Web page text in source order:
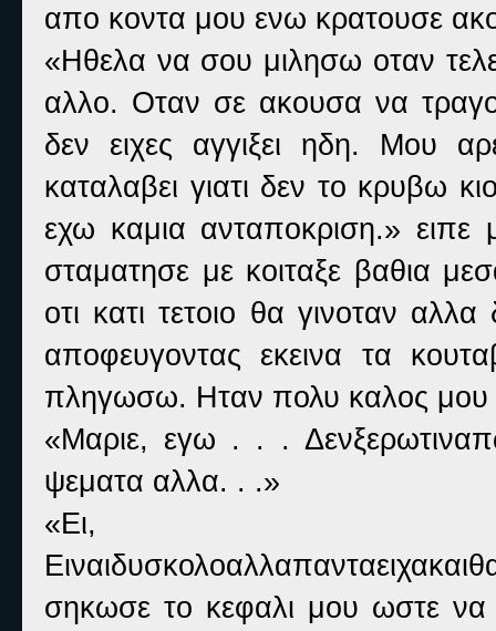
απο κοντα μου ενω κρατουσε
«Ηθελα να σου μιλησω οταν
αλλο. Οταν σε ακουσα να
δεν ειχες αγγιξει ηδη. Μου
καταλαβει γιατι δεν το κρυβω
εχω καμια ανταποκριση.» ειπε
σταματησε με κοιταξε βαθια
οτι κατι τετοιο θα γινοταν
αποφευγοντας εκεινα τα
πληγωσω. Ηταν πολυ καλος μου
«Μαριε, εγω . . .
ψεματα αλλα. . .»
«Ει,
σηκωσε το κεφαλι μου ωστε να